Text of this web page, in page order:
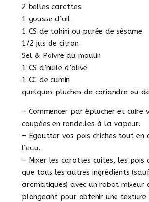
2 belles carottes
1 gousse d’ail
1 CS de tahini ou purée de sésame
1/2 jus de citron
Sel & Poivre du moulin
1 CS d’huile d’olive
1 CC de cumin
quelques pluches de coriandre ou
– Commencer par éplucher et cuire
coupées en rondelles à la vapeur.
– Egoutter vos pois chiches tout en
l’eau.
– Mixer les carottes cuites, les pois
que tous les autres ingrédients
aromatiques) avec un robot mixeur
plongeant pour obtenir une texture